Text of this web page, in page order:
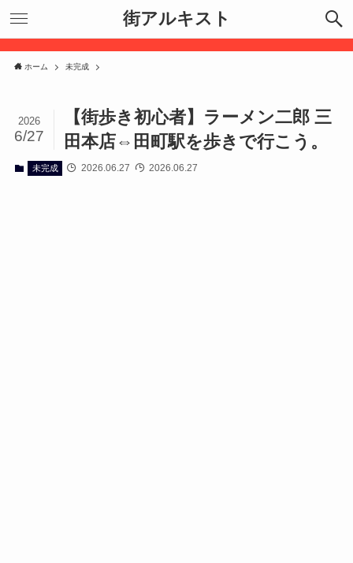
街アルキスト
ホーム 未完成
【街歩き初心者】ラーメン二郎 三
田本店⇔田町駅を歩きで行こう。
2026
6/27
未完成 2026.06.27 2026.06.27